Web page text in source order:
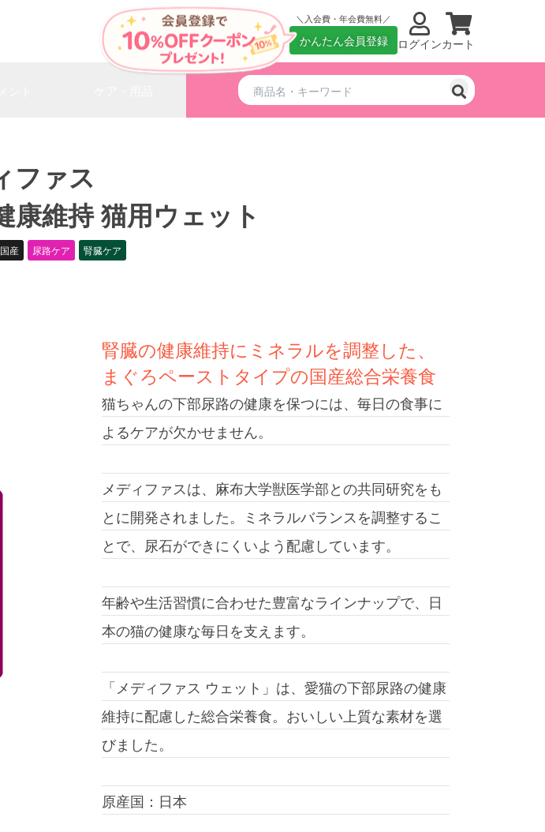
入会費・年会費無料
かんたん会員登録 ログインカート
ファス
康維持 猫用ウェット
国産 尿路ケア 腎臓ケア
腎臓の健康維持にミネラルを調整した、
まぐろペーストタイプの国産総合栄養食
猫ちゃんの下部尿路の健康を保つには、毎日の食事に
よるケアが欠かせません。
メディファスは、麻布大学獣医学部との共同研究をも
とに開発されました。ミネラルバランスを調整するこ
とで、尿石ができにくいよう配慮しています。
年齢や生活習慣に合わせた豊富なラインナップで、日
本の猫の健康な毎日を支えます。
「メディファス ウェット」は、愛猫の下部尿路の健康
維持に配慮した総合栄養食。おいしい上質な素材を選
びました。
原産国：日本